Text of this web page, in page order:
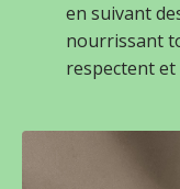
en suivant
nourrissant
respectent